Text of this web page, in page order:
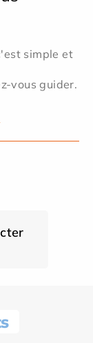
simple et
vous guider.